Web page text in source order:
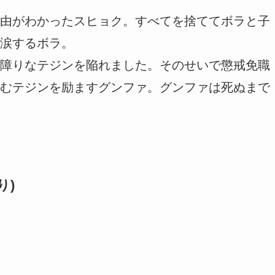
がわかったスヒョク。すべてを捨ててボラと子
するボラ。
りなテジンを陥れました。そのせいで懲戒免職
テジンを励ますグンファ。グンファは死ぬまで
)